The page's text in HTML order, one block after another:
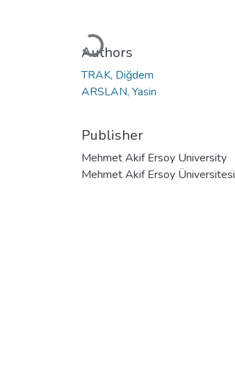
Loading...
Authors
TRAK, Diğdem
ARSLAN, Yasin
Publisher
Mehmet Akif Ersoy University
Mehmet Akif Ersoy Üniversitesi